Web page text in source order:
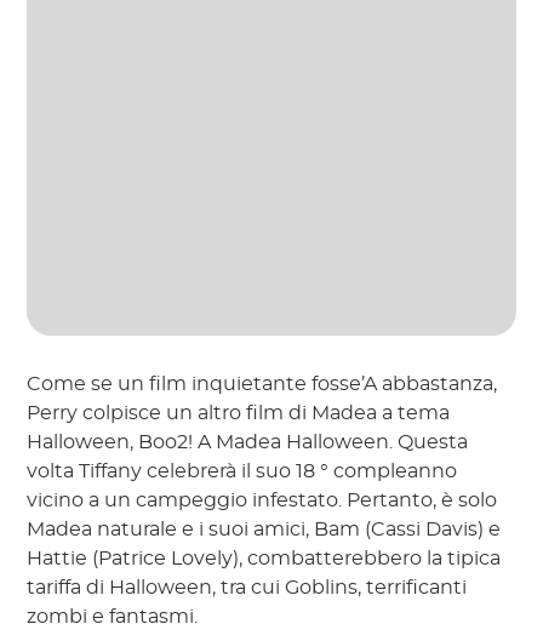
Come se un film inquietante fosse’A abbastanza,
Perry colpisce un altro film di Madea a tema
Halloween, Boo2! A Madea Halloween. Questa
volta Tiffany celebrerà il suo 18 ° compleanno
vicino a un campeggio infestato. Pertanto, è solo
Madea naturale e i suoi amici, Bam (Cassi Davis) e
Hattie (Patrice Lovely), combatterebbero la tipica
tariffa di Halloween, tra cui Goblins, terrificanti
zombi e fantasmi.